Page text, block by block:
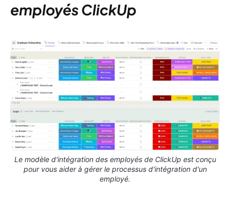
employés ClickUp
Le modèle d'intégration des employés de ClickUp est conçu
pour vous aider à gérer le processus d'intégration d'un
employé.